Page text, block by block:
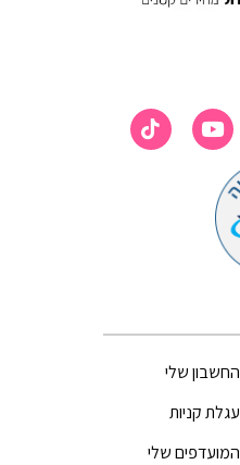
החשבון שלי
עגלת קניות
המועדפים שלי